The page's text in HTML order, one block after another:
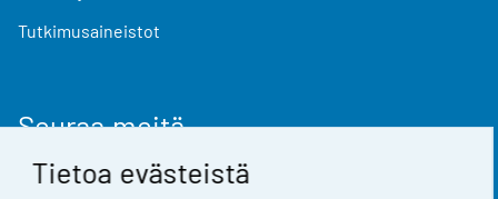
Tietoa evästeistä
Tutkimusaineistot
Seuraa meitä
Tilaa uutisviesti